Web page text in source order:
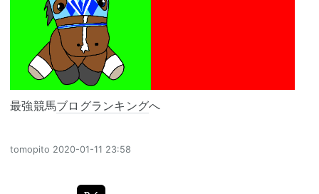
最強競馬ブログランキングへ
tomopito 2020-01-11 23:58